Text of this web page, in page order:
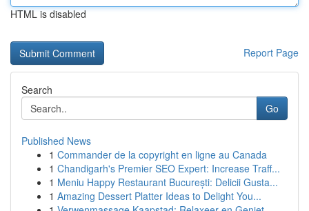
HTML is disabled
Report Page
Search
Go
Published News
1 Commander de la copyright en ligne au Canada
1 Chandigarh's Premier SEO Expert: Increase Traff...
1 Meniu Happy Restaurant București: Delicii Gusta...
1 Amazing Dessert Platter Ideas to Delight You...